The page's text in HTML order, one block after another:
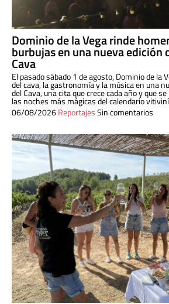
Dominio de la Vega rinde
burbujas en una nueva edición
Cava
El pasado sábado 1 de agosto, Dominio de la
del cava, la gastronomía y la música en una
del Cava, una cita que crece cada año y que
las noches más mágicas del calendario
06/08/2026ReportajesSin comentarios